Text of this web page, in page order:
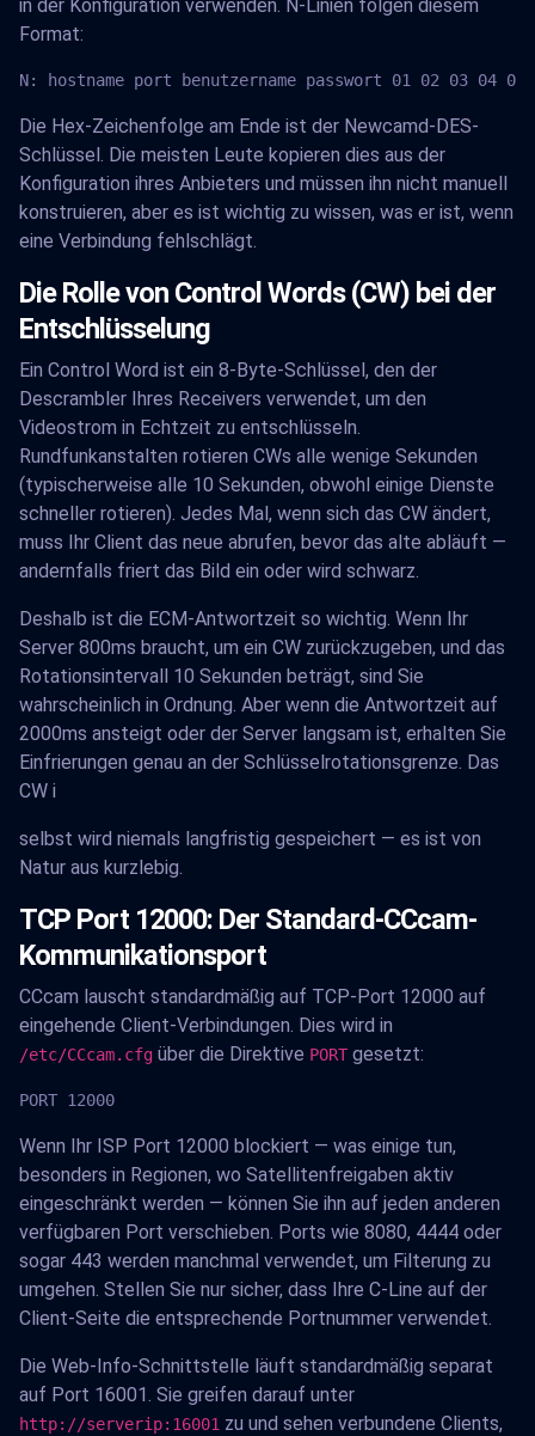
in der Konfiguration verwenden. N-Linien folgen diesem
Format:
N: hostname port benutzername passwort 01 02 03 04
Die Hex-Zeichenfolge am Ende ist der Newcamd-DES-
Schlüssel. Die meisten Leute kopieren dies aus der
Konfiguration ihres Anbieters und müssen ihn nicht manuell
konstruieren, aber es ist wichtig zu wissen, was er ist, wenn
eine Verbindung fehlschlägt.
Die Rolle von Control Words (CW) bei der
Entschlüsselung
Ein Control Word ist ein 8-Byte-Schlüssel, den der
Descrambler Ihres Receivers verwendet, um den
Videostrom in Echtzeit zu entschlüsseln.
Rundfunkanstalten rotieren CWs alle wenige Sekunden
(typischerweise alle 10 Sekunden, obwohl einige Dienste
schneller rotieren). Jedes Mal, wenn sich das CW ändert,
muss Ihr Client das neue abrufen, bevor das alte abläuft —
andernfalls friert das Bild ein oder wird schwarz.
Deshalb ist die ECM-Antwortzeit so wichtig. Wenn Ihr
Server 800ms braucht, um ein CW zurückzugeben, und das
Rotationsintervall 10 Sekunden beträgt, sind Sie
wahrscheinlich in Ordnung. Aber wenn die Antwortzeit auf
2000ms ansteigt oder der Server langsam ist, erhalten Sie
Einfrierungen genau an der Schlüsselrotationsgrenze. Das
CW i
selbst wird niemals langfristig gespeichert — es ist von
Natur aus kurzlebig.
TCP Port 12000: Der Standard-CCcam-
Kommunikationsport
CCcam lauscht standardmäßig auf TCP-Port 12000 auf
eingehende Client-Verbindungen. Dies wird in
/etc/CCcam.cfg über die Direktive PORTgesetzt:
PORT 12000
Wenn Ihr ISP Port 12000 blockiert — was einige tun,
besonders in Regionen, wo Satellitenfreigaben aktiv
eingeschränkt werden — können Sie ihn auf jeden anderen
verfügbaren Port verschieben. Ports wie 8080, 4444 oder
sogar 443 werden manchmal verwendet, um Filterung zu
umgehen. Stellen Sie nur sicher, dass Ihre C-Line auf der
Client-Seite die entsprechende Portnummer verwendet.
Die Web-Info-Schnittstelle läuft standardmäßig separat
auf Port 16001. Sie greifen darauf unter
http://serverip:16001 zu und sehen verbundene Clients,